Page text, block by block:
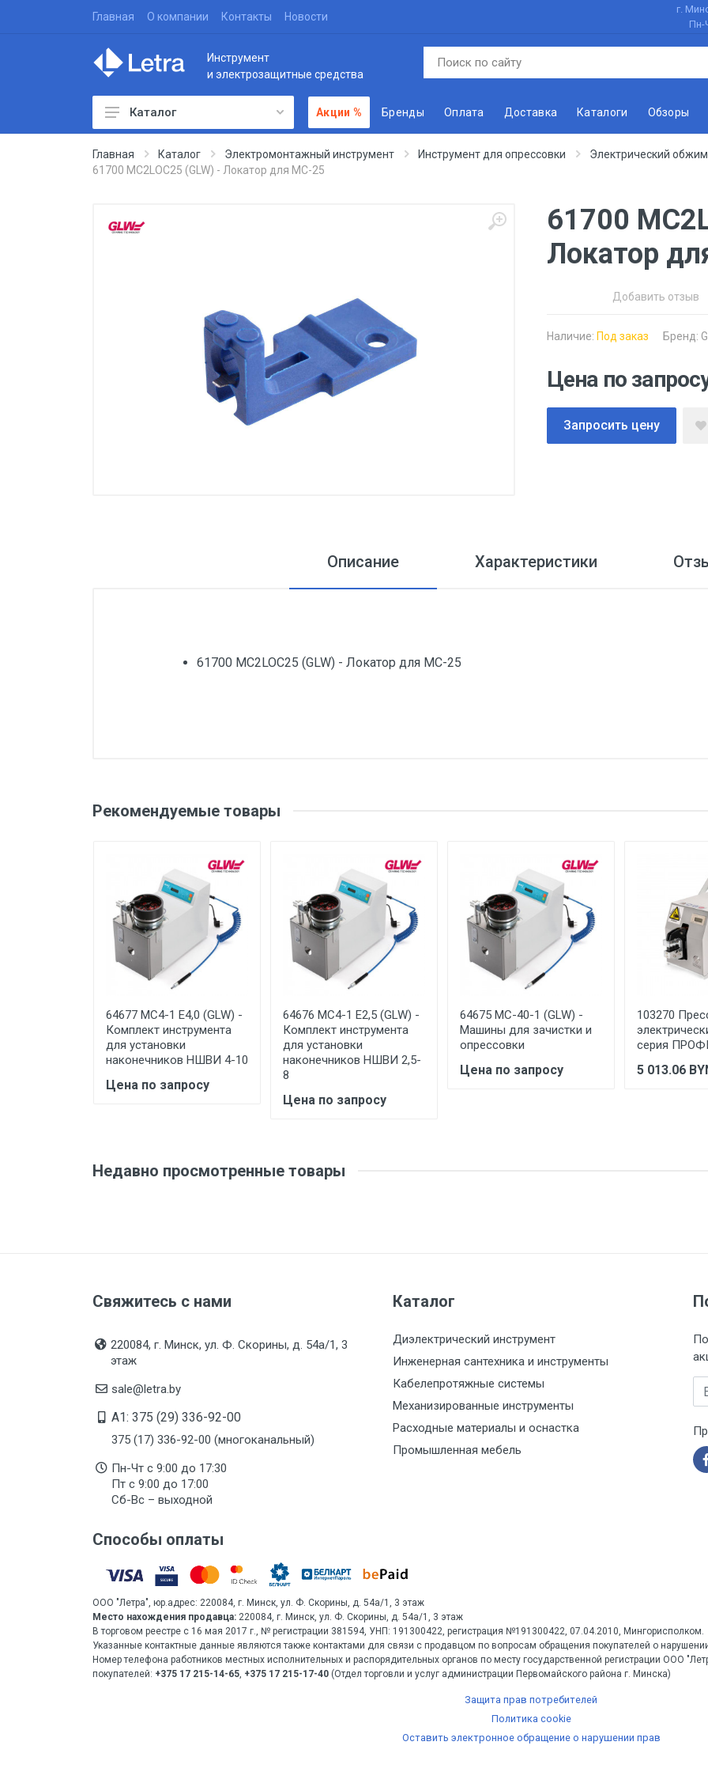
Главная О компании Контакты Новости
г.
Пн-
Инструмент
и электрозащитные средства
Каталог Акции % Бренды Оплата Доставка Каталоги Обзоры
Главная Каталог Электромонтажный инструмент Инструмент для опрессовки
Электрический
61700 MC2LOC25 (GLW) - Локатор для MC-25
61700
Локатор
Добавить отзыв
Наличие: Под заказ Бренд:
Цена по
Запросить цену
Описание Характеристики
61700 MC2LOC25 (GLW) - Локатор для MC-25
Производитель и место
Срок службы
Указан на упаковке / в паспорте товара
Дата изготовления
Указана на упаковке / в паспорте товара
Срок годности
Указан на упаковке / в паспорте товара
Подтверждение
соответствия
Товар соответствует требованиям технических регламентов
сертификата/декларации соответствия содержатся в
Ваше сообщение
Отправить отзыв
Рекомендуемые товары
64677 MC4-1 E4,0 (GLW) -
Комплект инструмента
для установки
наконечников НШВИ 4-10
Цена по запросу
64676 MC4-1 E2,5 (GLW) -
Комплект инструмента
для установки
наконечников НШВИ 2,5-
8
Цена по запросу
64675 MC-40-1 (GLW) -
Машины для зачистки и
опрессовки
Цена по запросу
103270
серия
5 013.06
Недавно просмотренные товары
Свяжитесь с нами
220084, г. Минск, ул. Ф. Скорины, д. 54а/1, 3
этаж
sale@letra.by
A1: 375 (29) 336-92-00
375 (17) 336-92-00 (многоканальный)
Пн-Чт с 9:00 до 17:30
Пт с 9:00 до 17:00
Сб-Вс – выходной
Каталог
Диэлектрический инструмент
Инженерная сантехника и инструменты
Кабелепротяжные системы
Механизированные инструменты
Расходные материалы и оснастка
Промышленная мебель
Способы оплаты
ООО "Летра", юр.адрес: 220084, г. Минск, ул. Ф. Скорины, д. 54а/1, 3 этаж
Место нахождения продавца: 220084, г. Минск, ул. Ф. Скорины, д. 54а/1, 3 этаж
В торговом реестре с 16 мая 2017 г., № регистрации 381594, УНП: 191300422, регистрация №191300422, 07.04.2010, Мингорисполком.
Указанные контактные данные являются также контактами для связи с продавцом по вопросам обращения покупателей о нарушении
Номер телефона работников местных исполнительных и распорядительных органов по месту государственной регистрации ООО
покупателей: +375 17 215-14-65 +375 17 215-17-40 (Отдел торговли и услуг администрации Первомайского района г. Минска)
Защита прав потребителей
Политика cookie
Оставить электронное обращение о нарушении прав